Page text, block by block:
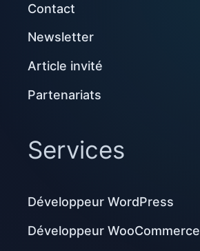
Contact
Newsletter
Article invité
Partenariats
Services
Développeur WordPress
Développeur WooCommerce